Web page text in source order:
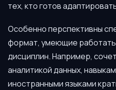
тех, кто готов
Особенно перспективны
формат, умеющие работать
дисциплин. Например,
аналитикой данных,
иностранными языками